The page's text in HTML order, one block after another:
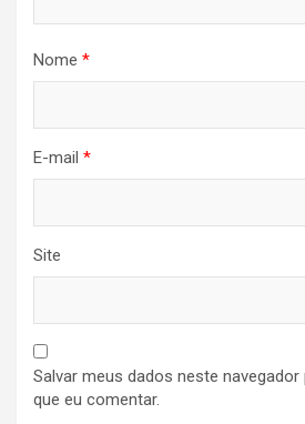
Nome *
E-mail *
Site
Salvar meus dados neste navegador
que eu comentar.